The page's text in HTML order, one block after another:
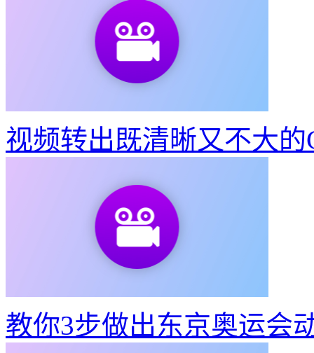
视频转出既清晰又不大的
教你3步做出东京奥运会